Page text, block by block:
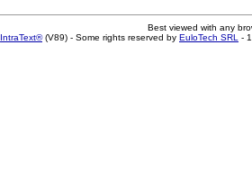
Best viewed with any
IntraText®(V89) - Some rights reserved by EuloTech SRL -